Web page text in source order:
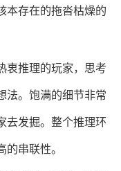
本存在的拖沓枯燥的
衷推理的玩家，思考
法。饱满的细节非常
去发掘。整个推理环
串联性。